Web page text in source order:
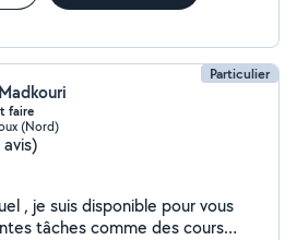
Particulier
faire
(Nord)
avis)
, je suis disponible pour vous
tâches comme des cours